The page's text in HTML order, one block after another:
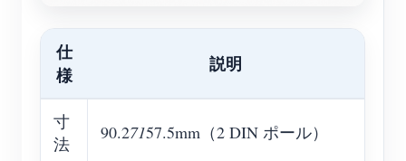
仕
様
説明
寸
法
90.27157.5mm（2 DIN ポール）